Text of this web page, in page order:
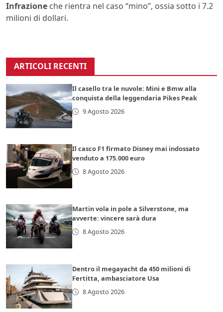
Infrazione che rientra nel caso “mino”, ossia sotto i 7.2
milioni di dollari.
ARTICOLI RECENTI
Il casello tra le nuvole: Mini e Bmw alla
conquista della leggendaria Pikes Peak
9 Agosto 2026
Il casco F1 firmato Disney mai indossato
venduto a 175.000 euro
8 Agosto 2026
Martin vola in pole a Silverstone, ma
avverte: vincere sarà dura
8 Agosto 2026
Dentro il megayacht da 450 milioni di
Fertitta, ambasciatore Usa
8 Agosto 2026